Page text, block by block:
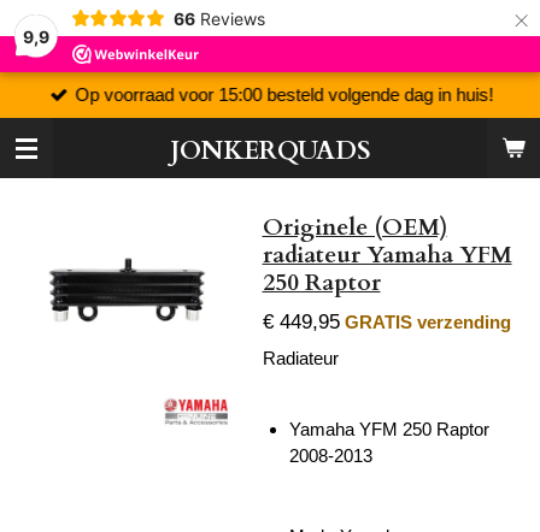
9,9
66 Reviews ×
JONKERQUADS
Op voorraad voor 15:00 besteld volgende dag in huis!
Originele (OEM)
radiateur Yamaha YFM
250 Raptor
€ 449,95 GRATIS verzending
Radiateur
Yamaha YFM 250 Raptor
2008-2013